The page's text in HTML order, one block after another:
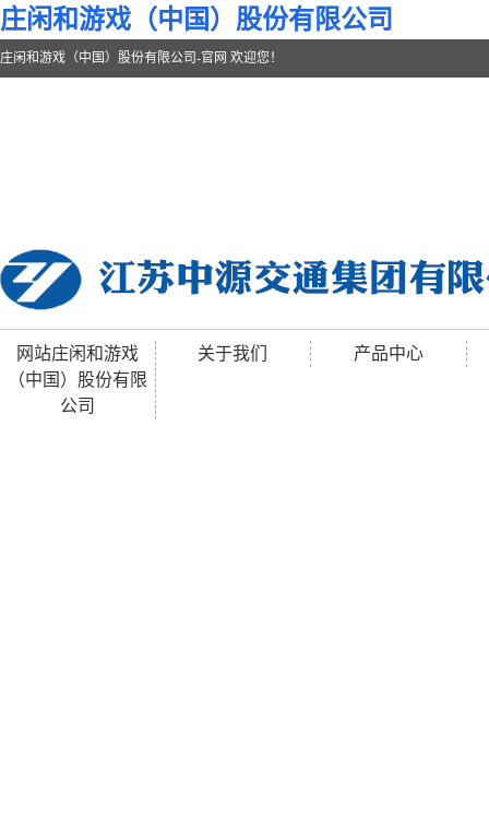
庄闲和游戏（中国）股份有限公司
庄闲和游戏（中国）股份有限公司-官网 欢迎您！
网站庄闲和游戏
（中国）股份有限
公司
关于我们 产品中心